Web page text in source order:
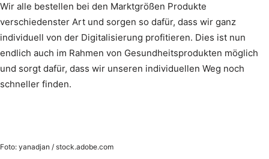
Wir alle bestellen bei den Marktgrößen Produkte
verschiedenster Art und sorgen so dafür, dass wir ganz
individuell von der Digitalisierung profitieren. Dies ist nun
endlich auch im Rahmen von Gesundheitsprodukten möglich
und sorgt dafür, dass wir unseren individuellen Weg noch
schneller finden.
Foto: yanadjan / stock.adobe.com